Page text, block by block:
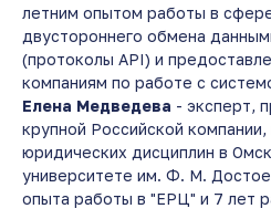
летним опытом работы в
двустороннего обмена
(протоколы API) и
компаниям по работе с
Елена Медведева - эксперт,
крупной Российской
юридических дисциплин в
университете им. Ф. М.
опыта работы в "ЕРЦ" и 7 лет